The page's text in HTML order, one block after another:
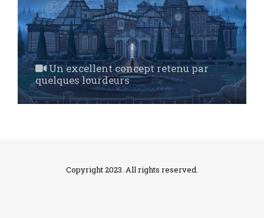
Un excellent concept retenu par
quelques lourdeurs
Copyright 2023. All rights reserved.